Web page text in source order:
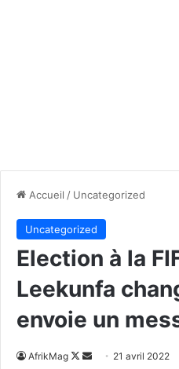
Accueil / Uncategorized
Uncategorized
Election à la
Leekunfa
envoie un
AfrikMag
Follow
Envoyer21 avril 2022